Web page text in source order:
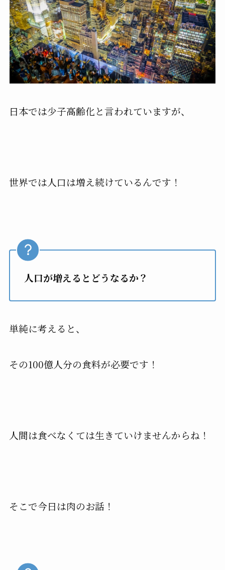
日本では少子高齢化と言われていますが、
世界では人口は増え続けているんです！
人口が増えるとどうなるか？
単純に考えると、
その100億人分の食料が必要です！
人間は食べなくては生きていけませんからね！
そこで今日は肉のお話！